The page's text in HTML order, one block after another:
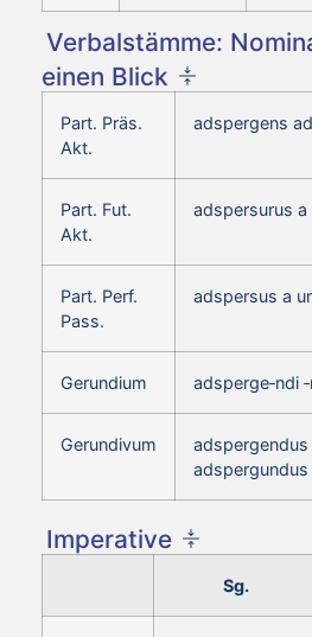
Verbalstämme:
einen Blick
Part. Präs.
Akt.
adspergens
Part. Fut.
Akt.
adspersurus a
Part. Perf.
Pass.
adspersus a
Gerundium adsperge‑ndi
Gerundivum
adspergendus
adspergundus
Imperative
Sg.